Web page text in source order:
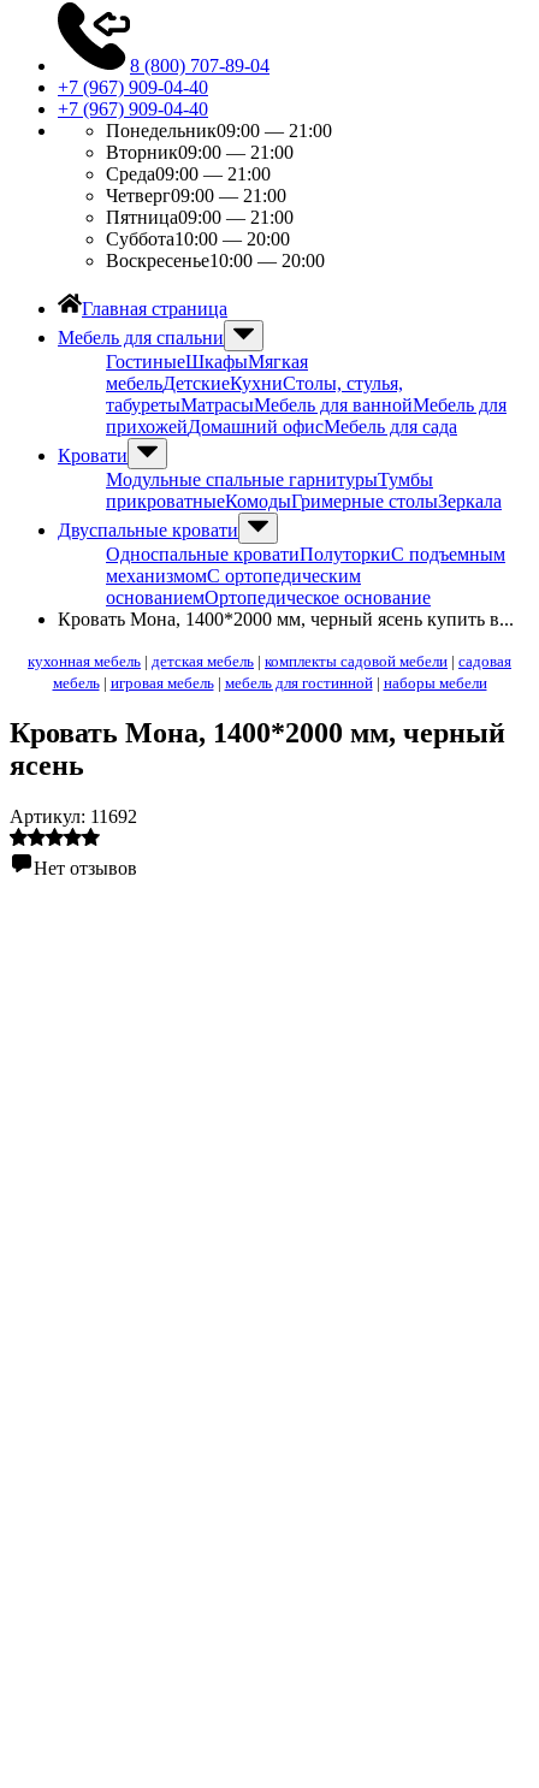
8 (800) 707-89-04
+7 (967) 909-04-40
+7 (967) 909-04-40
Понедельник09:00 — 21:00
Вторник09:00 — 21:00
Среда09:00 — 21:00
Четверг09:00 — 21:00
Пятница09:00 — 21:00
Суббота10:00 — 20:00
Воскресенье10:00 — 20:00
Главная страница
Мебель для спальни
ГостиныеШкафыМягкая
мебельДетскиеКухниСтолы, стулья,
табуретыМатрасыМебель для ваннойМебель для
прихожейДомашний офисМебель для сада
Кровати
Модульные спальные гарнитурыТумбы
прикроватныеКомодыГримерные столыЗеркала
Двуспальные кровати
Односпальные кроватиПолуторкиС подъемным
механизмомС ортопедическим
основаниемОртопедическое основание
Кровать Мона, 1400*2000 мм, черный ясень купить в...
кухонная мебель | детская мебель | комплекты садовой мебели | садовая
мебель| игровая мебель| мебель для гостинной| наборы мебели
Кровать Мона, 1400*2000 мм, черный
ясень
Артикул: 11692
Нет отзывов